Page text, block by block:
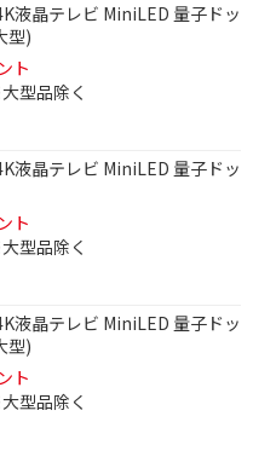
液晶テレビ MiniLED 量子ドッ
型)
ト
型品除く
液晶テレビ MiniLED 量子ドッ
ト
型品除く
液晶テレビ MiniLED 量子ドッ
型)
ト
型品除く